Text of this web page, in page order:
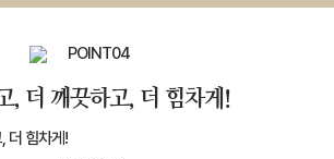
, 더 깨끗하고, 더 힘차게!